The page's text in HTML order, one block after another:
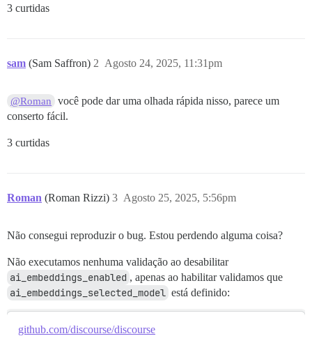
3 curtidas
sam (Sam Saffron) Agosto 24, 2025, 11:31pm
2
@Roman
você pode dar uma olhada rápida nisso, parece um
conserto fácil.
3 curtidas
Roman (Roman Rizzi) Agosto 25, 2025, 5:56pm
3
Não consegui reproduzir o bug. Estou perdendo alguma coisa?
Não executamos nenhuma validação ao desabilitar
ai_embeddings_enabled , apenas ao habilitar validamos que
ai_embeddings_selected_model está definido:
github.com/discourse/discourse